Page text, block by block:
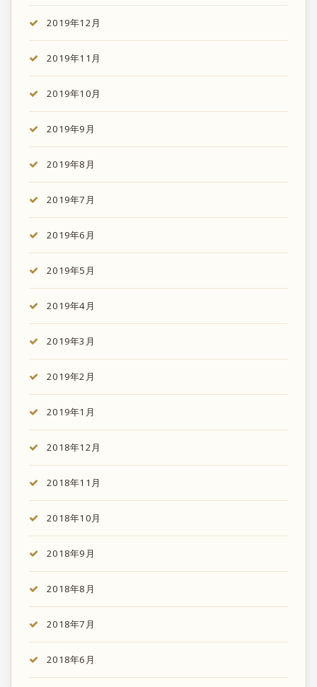
2019年12月
2019年11月
2019年10月
2019年9月
2019年8月
2019年7月
2019年6月
2019年5月
2019年4月
2019年3月
2019年2月
2019年1月
2018年12月
2018年11月
2018年10月
2018年9月
2018年8月
2018年7月
2018年6月